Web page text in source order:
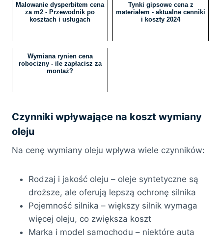
Malowanie dysperbitem cena
za m2 - Przewodnik po
kosztach i usługach
Tynki gipsowe cena z
materiałem - aktualne cenniki
i koszty 2024
Wymiana rynien cena
robocizny - ile zapłacisz za
montaż?
Czynniki wpływające na koszt wymiany
oleju
Na cenę wymiany oleju wpływa wiele czynników:
Rodzaj i jakość oleju – oleje syntetyczne są
droższe, ale oferują lepszą ochronę silnika
Pojemność silnika – większy silnik wymaga
więcej oleju, co zwiększa koszt
Marka i model samochodu – niektóre auta